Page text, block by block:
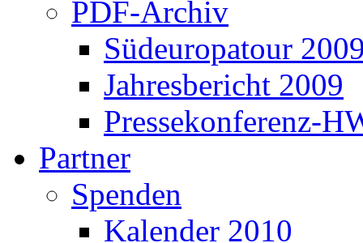
PDF-Archiv
Südeuropatour
Jahresbericht 2009
Pressekonferenz-
Partner
Spenden
Kalender 2010